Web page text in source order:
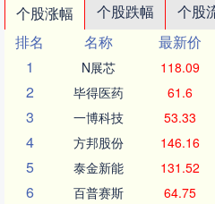
个股涨幅 个股跌幅 个股
排名
名称 最新价
1
N展芯 118.09
2 毕得医药 61.6
3 一博科技 53.33
4 方邦股份 146.16
5 泰金新能 131.52
6 百普赛斯 64.75